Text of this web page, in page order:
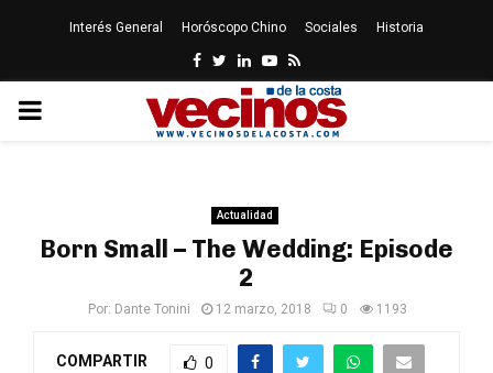
Interés General Horóscopo Chino Sociales Historia
Facebook
Twitter
LinkedinYoutube
Rss
PRIMARY
Actualidad
Born Small – The Wedding: Episode
2
Por: Dante Tonini 12 marzo, 2018 0 1193
COMPARTIR 0